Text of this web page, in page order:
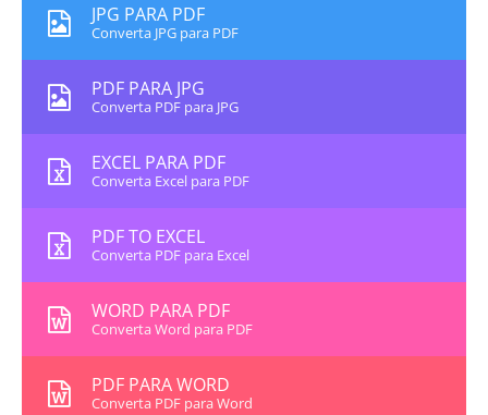
JPG PARA PDF
Converta JPG para PDF
PDF PARA JPG
Converta PDF para JPG
EXCEL PARA PDF
Converta Excel para PDF
PDF TO EXCEL
Converta PDF para Excel
WORD PARA PDF
Converta Word para PDF
PDF PARA WORD
Converta PDF para Word